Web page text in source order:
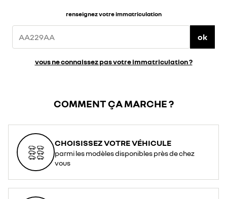
renseignez votre immatriculation
ok
vous ne connaissez pas votre immatriculation ?
COMMENT ÇA MARCHE ?
CHOISISSEZ VOTRE VÉHICULE
parmi les modèles disponibles près de chez
vous